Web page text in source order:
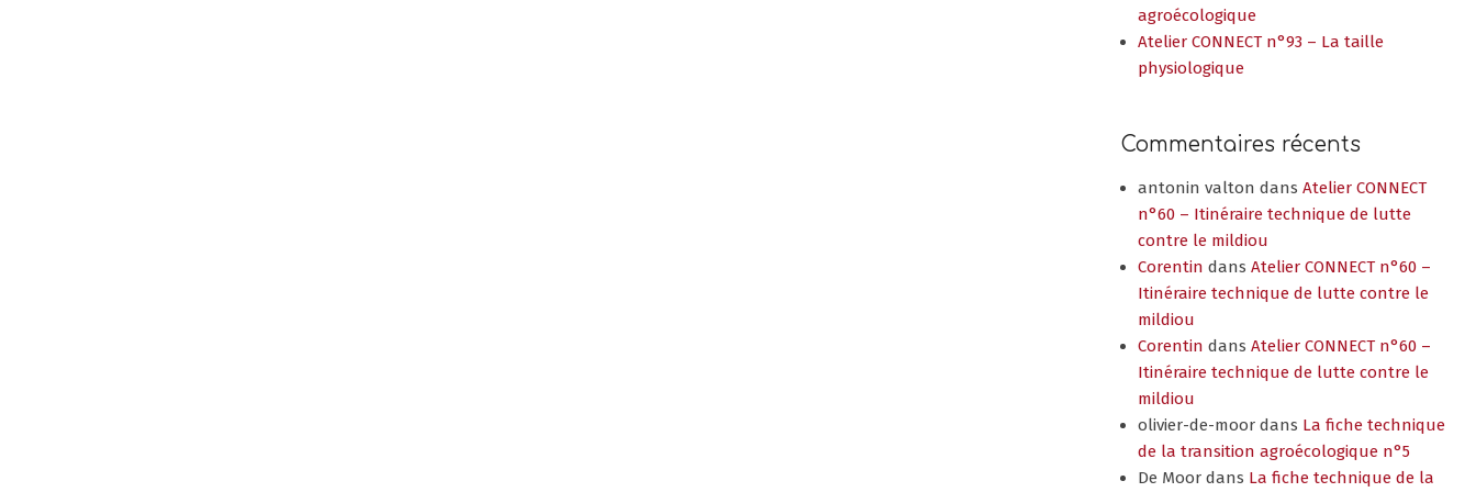
agroécologique
Atelier CONNECT n°93 – La taille
physiologique
Commentaires récents
antonin valton dans Atelier CONNECT
n°60 – Itinéraire technique de lutte
contre le mildiou
Corentin dans Atelier CONNECT n°60 –
Itinéraire technique de lutte contre le
mildiou
Corentin dans Atelier CONNECT n°60 –
Itinéraire technique de lutte contre le
mildiou
olivier-de-moor dans La fiche technique
de la transition agroécologique n°5
De Moor dans La fiche technique de la